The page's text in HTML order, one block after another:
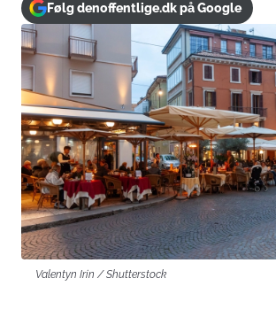
Følg denoffentlige.dk på Google
Valentyn Irin / Shutterstock